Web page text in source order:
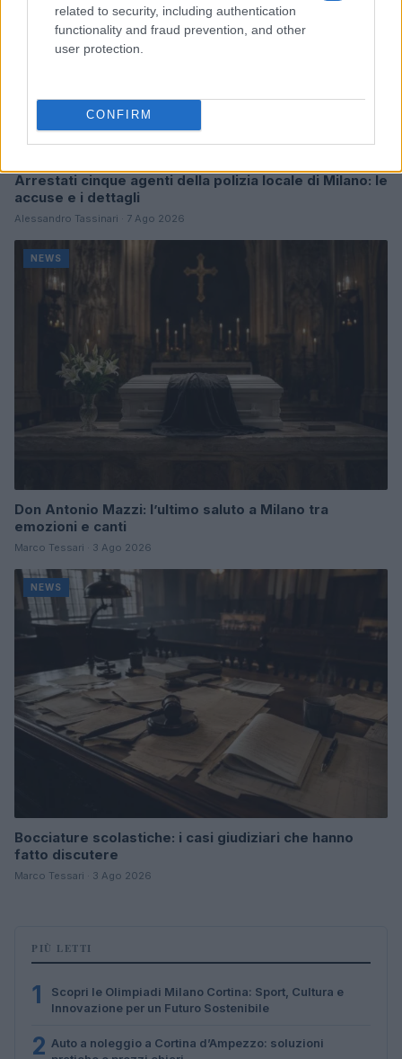
related to security, including authentication
functionality and fraud prevention, and other
user protection.
CONFIRM
Arrestati cinque agenti della polizia locale di Milano: le
accuse e i dettagli
Alessandro Tassinari · 7 Ago 2026
NEWS
Don Antonio Mazzi: l’ultimo saluto a Milano tra
emozioni e canti
Marco Tessari · 3 Ago 2026
NEWS
Bocciature scolastiche: i casi giudiziari che hanno
fatto discutere
Marco Tessari · 3 Ago 2026
PIÙ LETTI
1
Scopri le Olimpiadi Milano Cortina: Sport, Cultura e
Innovazione per un Futuro Sostenibile
2 Auto a noleggio a Cortina d’Ampezzo: soluzioni